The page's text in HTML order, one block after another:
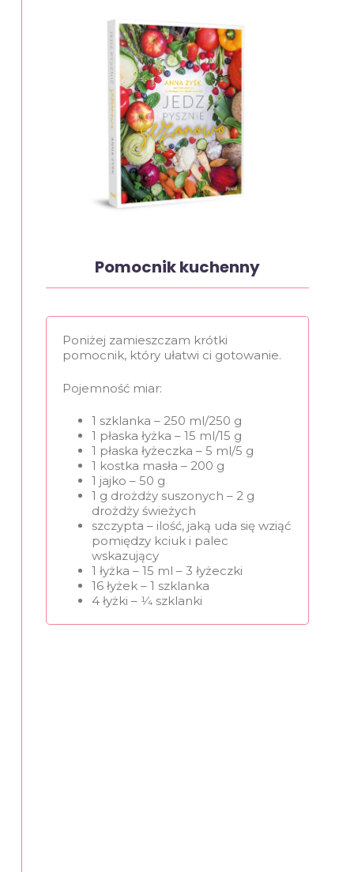
Pomocnik kuchenny
Poniżej zamieszczam krótki
pomocnik, który ułatwi ci gotowanie.
Pojemność miar:
1 szklanka – 250 ml/250 g
1 płaska łyżka – 15 ml/15 g
1 płaska łyżeczka – 5 ml/5 g
1 kostka masła – 200 g
1 jajko – 50 g
1 g drożdży suszonych – 2 g
drożdży świeżych
szczypta – ilość, jaką uda się wziąć
pomiędzy kciuk i palec
wskazujący
1 łyżka – 15 ml – 3 łyżeczki
16 łyżek – 1 szklanka
4 łyżki – 1⁄4 szklanki